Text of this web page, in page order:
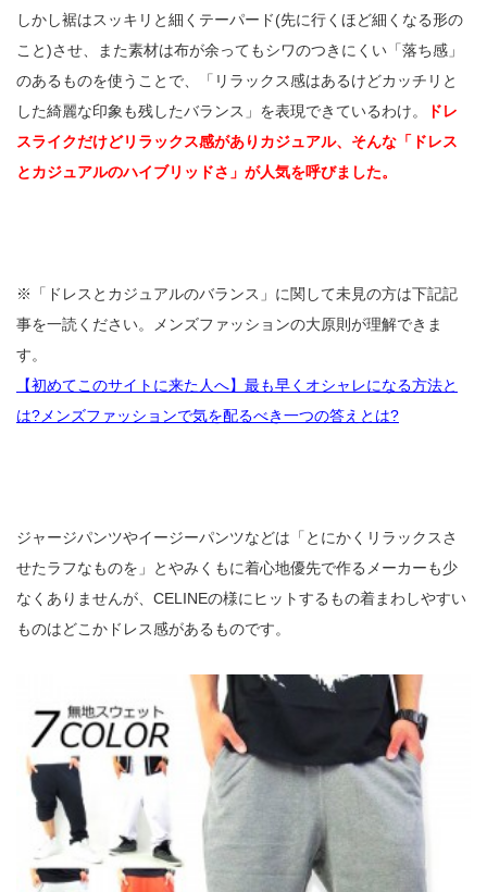
しかし裾はスッキリと細くテーパード(先に行くほど細くなる形の
こと)させ、また素材は布が余ってもシワのつきにくい「落ち感」
のあるものを使うことで、「リラックス感はあるけどカッチリと
した綺麗な印象も残したバランス」を表現できているわけ。
ドレ
スライクだけどリラックス感がありカジュアル、そんな「ドレス
とカジュアルのハイブリッドさ」が人気を呼びました。
※「ドレスとカジュアルのバランス」に関して未見の方は下記記
事を一読ください。メンズファッションの大原則が理解できま
す。
【初めてこのサイトに来た人へ】最も早くオシャレになる方法と
は?メンズファッションで気を配るべき一つの答えとは?
ジャージパンツやイージーパンツなどは「とにかくリラックスさ
せたラフなものを」とやみくもに着心地優先で作るメーカーも少
なくありませんが、CELINEの様にヒットするもの着まわしやすい
ものはどこかドレス感があるものです。